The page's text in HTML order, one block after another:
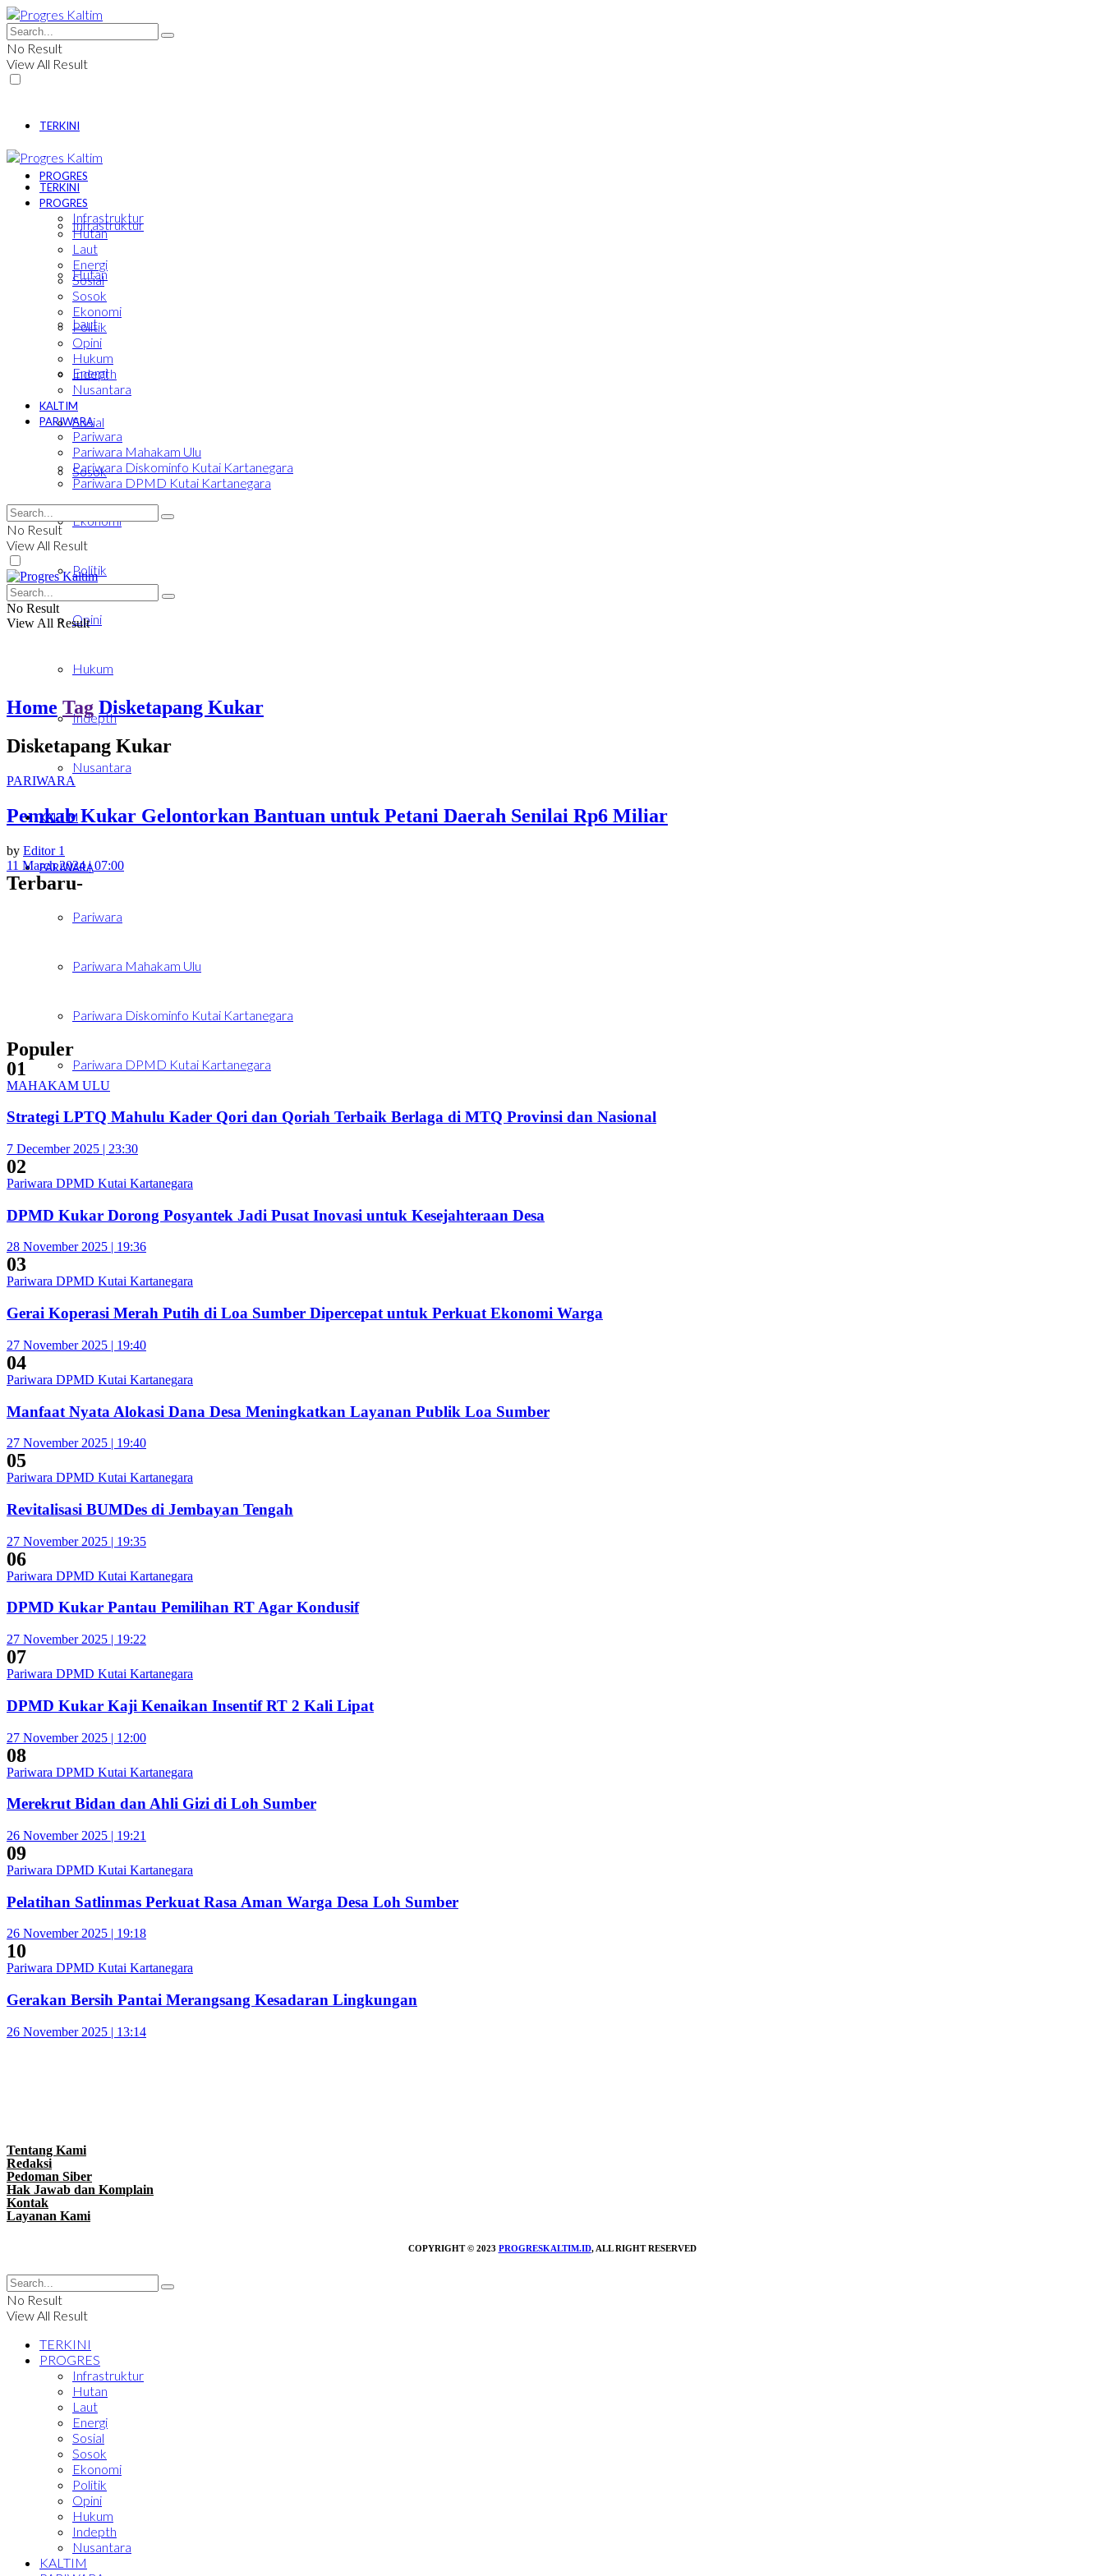
No Result
View All Result
TERKINI
PROGRES
Infrastruktur
Hutan
Laut
Energi
Sosial
Sosok
Ekonomi
Politik
Opini
Hukum
Indepth
Nusantara
KALTIM
PARIWARA
Pariwara
Pariwara Mahakam Ulu
Pariwara Diskominfo Kutai Kartanegara
Pariwara DPMD Kutai Kartanegara
TERKINI
PROGRES
Infrastruktur
Hutan
Laut
Energi
Sosial
Sosok
Ekonomi
Politik
Opini
Hukum
Indepth
Nusantara
KALTIM
PARIWARA
Pariwara
Pariwara Mahakam Ulu
Pariwara Diskominfo Kutai Kartanegara
Pariwara DPMD Kutai Kartanegara
No Result
View All Result
No Result
View All Result
Home Tag Disketapang Kukar
Disketapang Kukar
PARIWARA
Pemkab Kukar Gelontorkan Bantuan untuk Petani Daerah Senilai Rp6 Miliar
by Editor 1
11 March 2024 | 07:00
Terbaru-
Populer
01
MAHAKAM ULU
Strategi LPTQ Mahulu Kader Qori dan Qoriah Terbaik Berlaga di MTQ Provinsi dan Nasional
7 December 2025 | 23:30
02
Pariwara DPMD Kutai Kartanegara
DPMD Kukar Dorong Posyantek Jadi Pusat Inovasi untuk Kesejahteraan Desa
28 November 2025 | 19:36
03
Pariwara DPMD Kutai Kartanegara
Gerai Koperasi Merah Putih di Loa Sumber Dipercepat untuk Perkuat Ekonomi Warga
27 November 2025 | 19:40
04
Pariwara DPMD Kutai Kartanegara
Manfaat Nyata Alokasi Dana Desa Meningkatkan Layanan Publik Loa Sumber
27 November 2025 | 19:40
05
Pariwara DPMD Kutai Kartanegara
Revitalisasi BUMDes di Jembayan Tengah
27 November 2025 | 19:35
06
Pariwara DPMD Kutai Kartanegara
DPMD Kukar Pantau Pemilihan RT Agar Kondusif
27 November 2025 | 19:22
07
Pariwara DPMD Kutai Kartanegara
DPMD Kukar Kaji Kenaikan Insentif RT 2 Kali Lipat
27 November 2025 | 12:00
08
Pariwara DPMD Kutai Kartanegara
Merekrut Bidan dan Ahli Gizi di Loh Sumber
26 November 2025 | 19:21
09
Pariwara DPMD Kutai Kartanegara
Pelatihan Satlinmas Perkuat Rasa Aman Warga Desa Loh Sumber
26 November 2025 | 19:18
10
Pariwara DPMD Kutai Kartanegara
Gerakan Bersih Pantai Merangsang Kesadaran Lingkungan
26 November 2025 | 13:14
Tentang Kami
Redaksi
Pedoman Siber
Hak Jawab dan Komplain
Kontak
Layanan Kami
COPYRIGHT © 2023 PROGRESKALTIM.ID, ALL RIGHT RESERVED
No Result
View All Result
TERKINI
PROGRES
Infrastruktur
Hutan
Laut
Energi
Sosial
Sosok
Ekonomi
Politik
Opini
Hukum
Indepth
Nusantara
KALTIM